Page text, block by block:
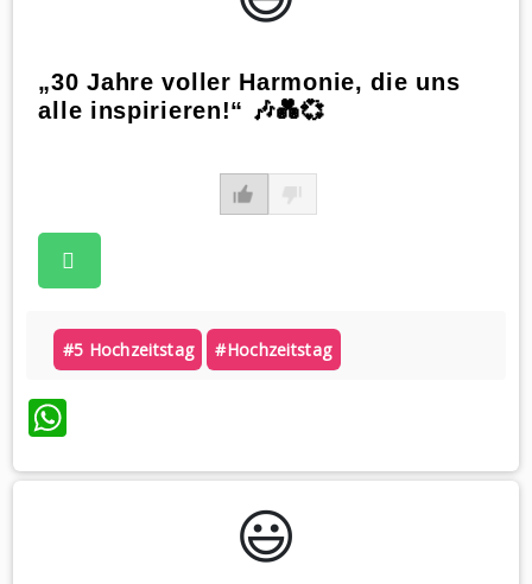
„30 Jahre voller Harmonie, die uns
alle inspirieren!“ 🎶💑💞
#5 Hochzeitstag #hochzeitstag
WhatsApp
😃️